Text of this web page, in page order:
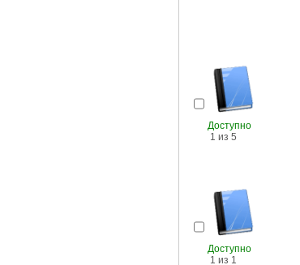
Доступно
1 из 5
Доступно
1 из 1